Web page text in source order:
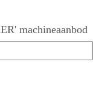
machineaanbod